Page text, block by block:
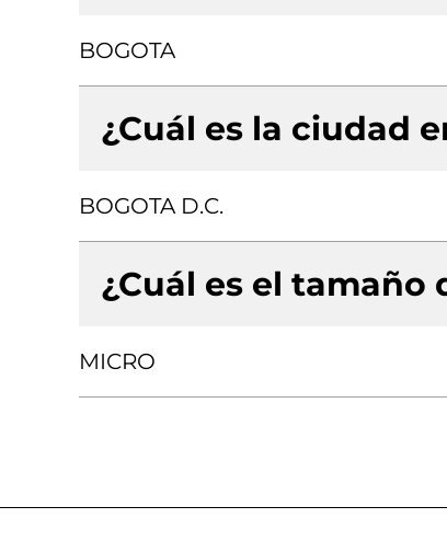
BOGOTA
¿Cuál es la ciudad
BOGOTA D.C.
¿Cuál es el tamaño
MICRO